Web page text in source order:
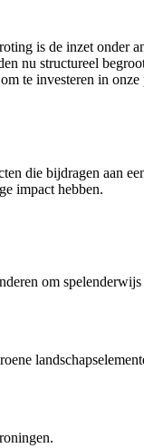
is de inzet onder
nu structureel
te investeren in onze
die bijdragen aan
impact hebben.
om spelenderwijs